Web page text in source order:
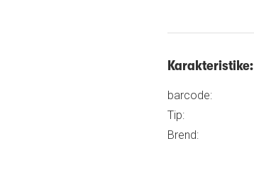
Karakteristike:
barcode:
Tip:
Brend: